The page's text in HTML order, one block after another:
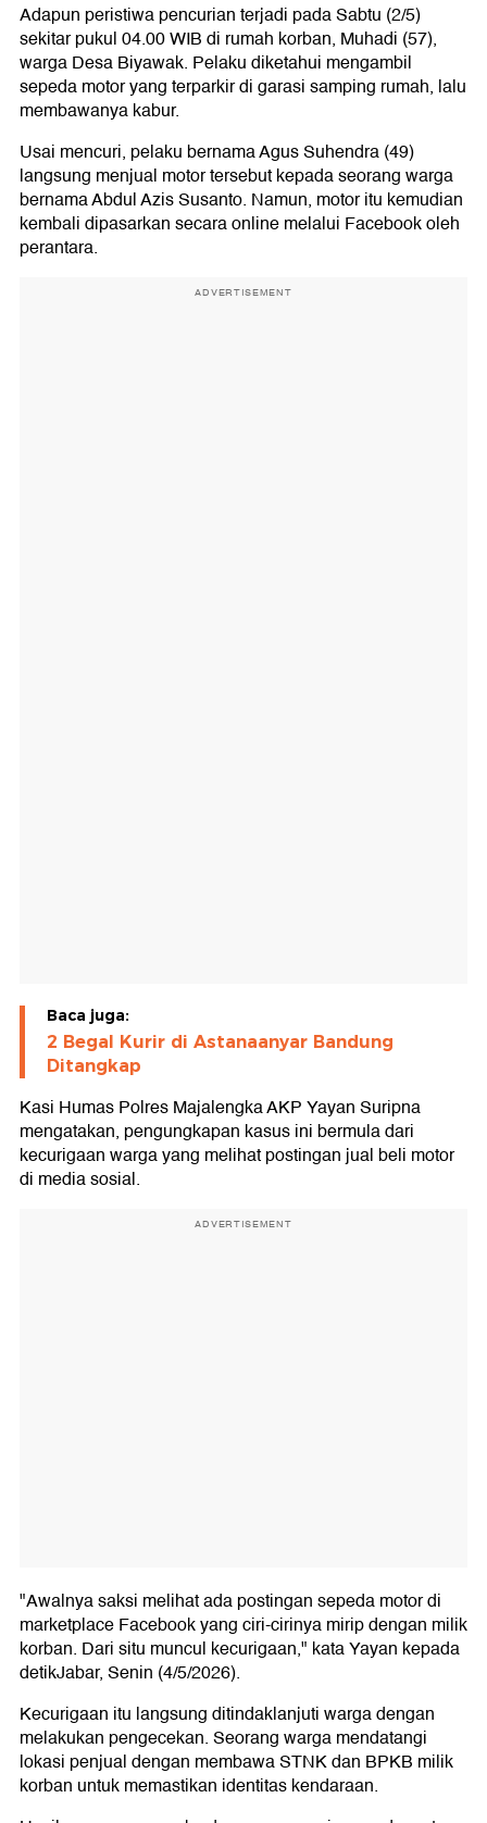
Adapun peristiwa pencurian terjadi pada Sabtu (2/5)
sekitar pukul 04.00 WIB di rumah korban, Muhadi (57),
warga Desa Biyawak. Pelaku diketahui mengambil
sepeda motor yang terparkir di garasi samping rumah, lalu
membawanya kabur.
Usai mencuri, pelaku bernama Agus Suhendra (49)
langsung menjual motor tersebut kepada seorang warga
bernama Abdul Azis Susanto. Namun, motor itu kemudian
kembali dipasarkan secara online melalui Facebook oleh
perantara.
ADVERTISEMENT
Baca juga:
2 Begal Kurir di Astanaanyar Bandung
Ditangkap
Kasi Humas Polres Majalengka AKP Yayan Suripna
mengatakan, pengungkapan kasus ini bermula dari
kecurigaan warga yang melihat postingan jual beli motor
di media sosial.
ADVERTISEMENT
"Awalnya saksi melihat ada postingan sepeda motor di
marketplace Facebook yang ciri-cirinya mirip dengan milik
korban. Dari situ muncul kecurigaan," kata Yayan kepada
detikJabar, Senin (4/5/2026).
Kecurigaan itu langsung ditindaklanjuti warga dengan
melakukan pengecekan. Seorang warga mendatangi
lokasi penjual dengan membawa STNK dan BPKB milik
korban untuk memastikan identitas kendaraan.